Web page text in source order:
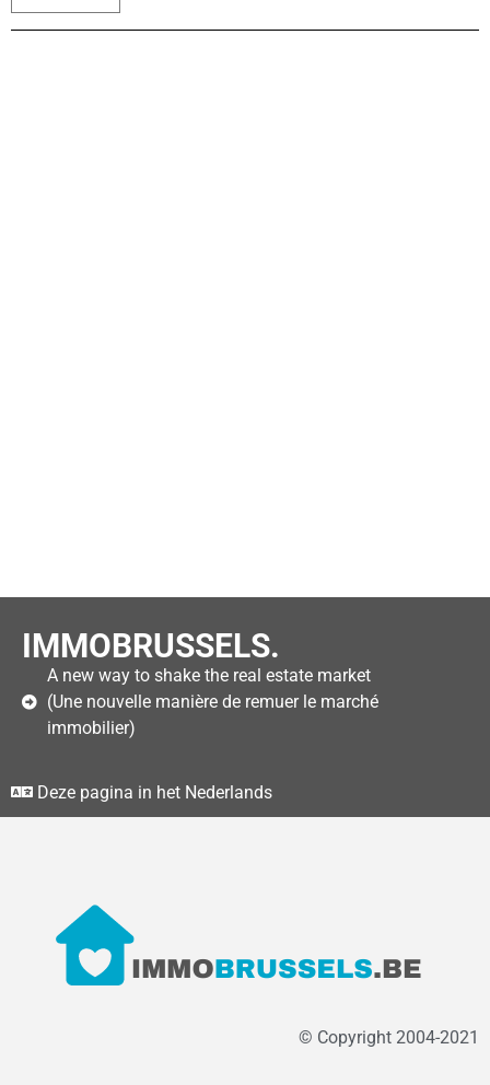
IMMOBRUSSELS.
A new way to shake the real estate market
(Une nouvelle manière de remuer le marché
immobilier)
Deze pagina in het Nederlands
© Copyright 2004-2021